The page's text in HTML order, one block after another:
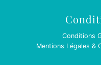
Conditions
Mentions Légales &